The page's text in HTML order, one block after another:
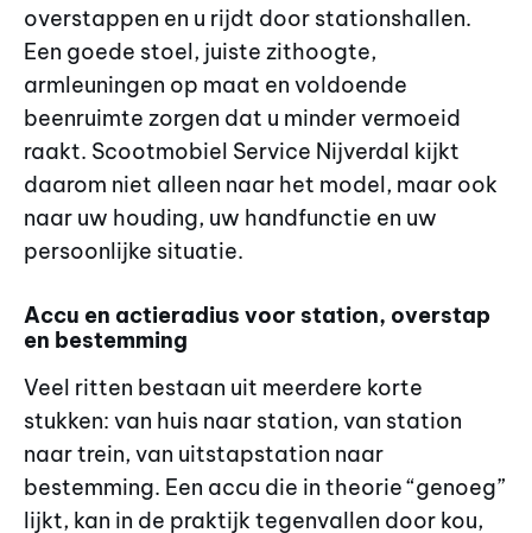
overstappen en u rijdt door stationshallen.
Een goede stoel, juiste zithoogte,
armleuningen op maat en voldoende
beenruimte zorgen dat u minder vermoeid
raakt. Scootmobiel Service Nijverdal kijkt
daarom niet alleen naar het model, maar ook
naar uw houding, uw handfunctie en uw
persoonlijke situatie.
Accu en actieradius voor station, overstap
en bestemming
Veel ritten bestaan uit meerdere korte
stukken: van huis naar station, van station
naar trein, van uitstapstation naar
bestemming. Een accu die in theorie “genoeg”
lijkt, kan in de praktijk tegenvallen door kou,